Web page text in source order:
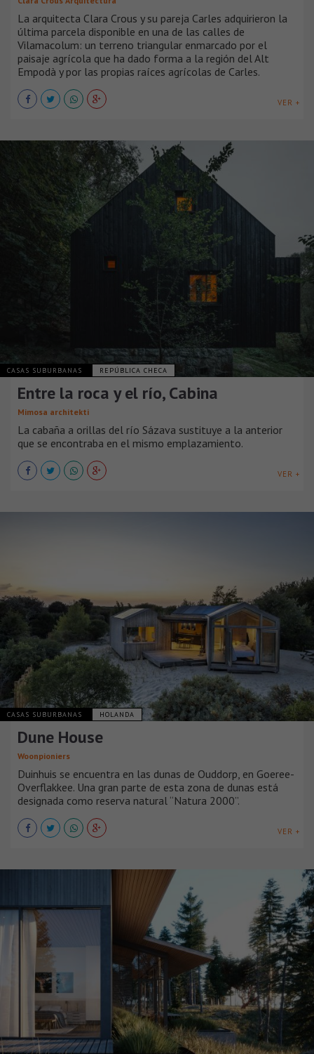
La arquitecta Clara Crous y su pareja Carles adquirieron la
última parcela disponible en una de las calles de
Vilamacolum: un terreno triangular enmarcado por el
paisaje agrícola que ha dado forma a la región del Alt
Empodà y por las propias raíces agrícolas de Carles.
VER +
CASAS SUBURBANAS REPÚBLICA CHECA
Entre la roca y el río, Cabina
Mimosa architekti
La cabaña a orillas del río Sázava sustituye a la anterior
que se encontraba en el mismo emplazamiento.
VER +
CASAS SUBURBANAS HOLANDA
Dune House
Woonpioniers
Duinhuis se encuentra en las dunas de Ouddorp, en Goeree-
Overflakkee. Una gran parte de esta zona de dunas está
designada como reserva natural “Natura 2000”.
VER +